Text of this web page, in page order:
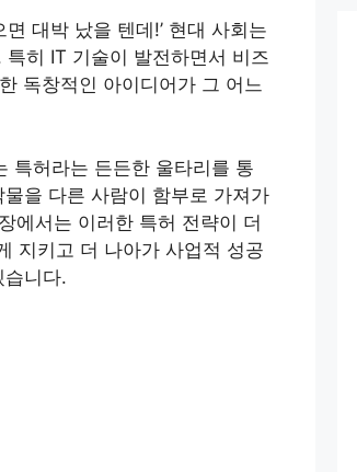
대박 났을 텐데!’ 현대 사회는
히 IT 기술이 발전하면서 비즈
독창적인 아이디어가 그 어느
특허라는 든든한 울타리를 통
을 다른 사람이 함부로 가져가
에서는 이러한 특허 전략이 더
지키고 더 나아가 사업적 성공
니다.